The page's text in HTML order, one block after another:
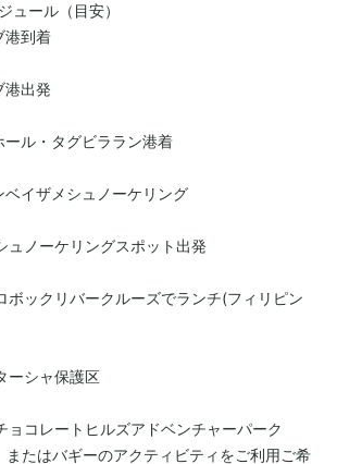
ール（目安）
到着
出発
ル・タグビララン港着
イザメシュノーケリング
ーケリングスポット出発
クリバークルーズでランチ(フィリピン
シャ保護区
レートヒルズアドベンチャーパーク
またはバギーのアクティビティをご利用ご希